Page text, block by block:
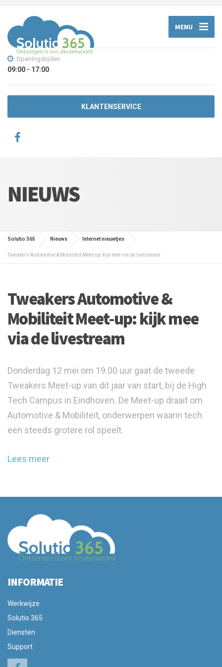
MENU
Openingstijden
09:00 - 17:00
KLANTENSERVICE
NIEUWS
Solutio 365 Nieuws Internet nieuwtjes
Tweakers Automotive & Mobiliteit Meet-up: kijk mee via de livestream
Tweakers Automotive &
Mobiliteit Meet-up: kijk mee
via de livestream
Donderdag 12 mei om 19.00 uur gaat de tweede
Tweakers Meet-up van dit jaar van start, bij de High
Tech Campus in Eindhoven. De Meet-up draait om
Automotive & Mobiliteit, onderwerpen waarin tech
een steeds grotere rol speelt.
Lees meer
INFORMATIE
Werkwijze
Solutio 365
Diensten
Support